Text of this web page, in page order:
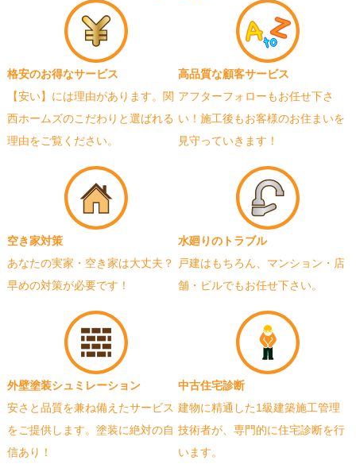
格安のお得なサービス
【安い】には理由があります。関
西ホームズのこだわりと選ばれる
理由をご覧ください。
高品質な顧客サービス
アフターフォローもお任せ下さ
い！施工後もお客様のお住まいを
見守っていきます！
空き家対策
あなたの実家・空き家は大丈夫？
早めの対策が必要です！
水廻りのトラブル
戸建はもちろん、マンション・店
舗・ビルでもお任せ下さい。
外壁塗装シュミレーション
安さと品質を兼ね備えたサービス
をご提供します。塗装に絶対の自
信あり！
中古住宅診断
建物に精通した1級建築施工管理
技術者が、専門的に住宅診断を行
います。